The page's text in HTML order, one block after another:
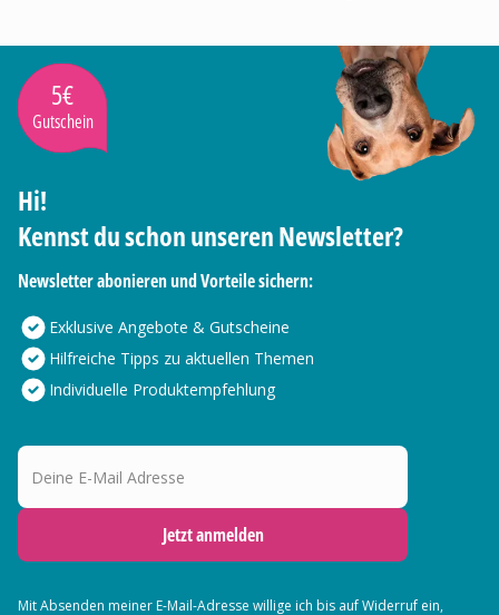
5€
Gutschein
Hi!
Kennst du schon unseren Newsletter?
Newsletter abonieren und Vorteile sichern:
Exklusive Angebote & Gutscheine
Hilfreiche Tipps zu aktuellen Themen
Individuelle Produktempfehlung
Deine E-Mail Adresse
Jetzt anmelden
Mit Absenden meiner E-Mail-Adresse willige ich bis auf Widerruf ein,